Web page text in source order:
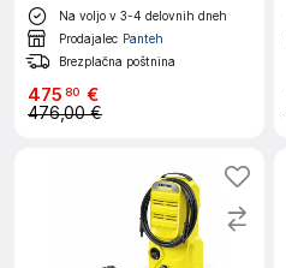
Na voljo v 3-4 delovnih dneh
Prodajalec Panteh
Brezplačna poštnina
475 80 €
476,00 €